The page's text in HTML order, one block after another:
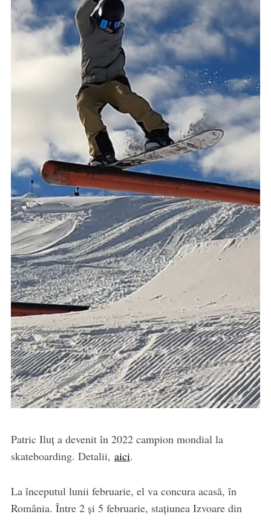
Patric Iluț a devenit în 2022 campion mondial la
skateboarding. Detalii, aici.
La începutul lunii februarie, el va concura acasă, în
România. Între 2 și 5 februarie, stațiunea Izvoare din